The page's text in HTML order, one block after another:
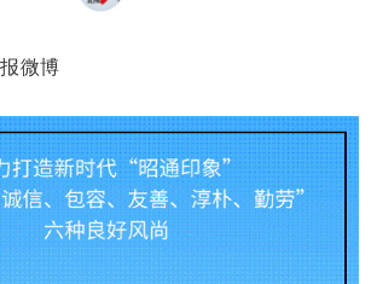
微博